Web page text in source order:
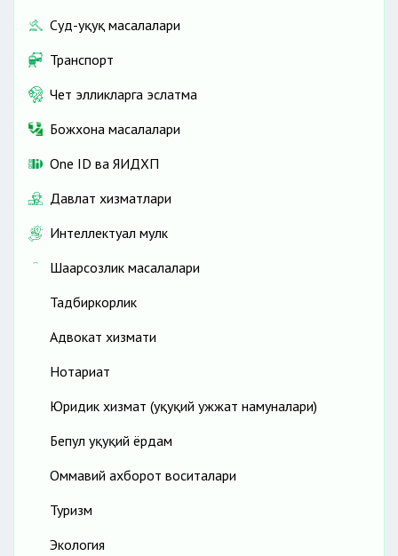
Суд-ҳуқуқ масалалари
Транспорт
Чет элликларга эслатма
Божхона масалалари
One ID ва ЯИДХП
Давлат хизматлари
Интеллектуал мулк
Шаҳарсозлик масалалари
Тадбиркорлик
Адвокат хизмати
Нотариат
Юридик хизмат (ҳуқуқий ҳужжат намуналари)
Бепул ҳуқуқий ёрдам
Оммавий ахборот воситалари
Туризм
Экология